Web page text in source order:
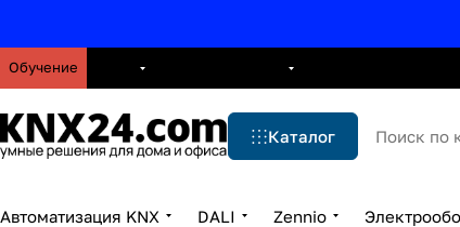
Обучение
Каталог
Автоматизация KNX DALI Zennio